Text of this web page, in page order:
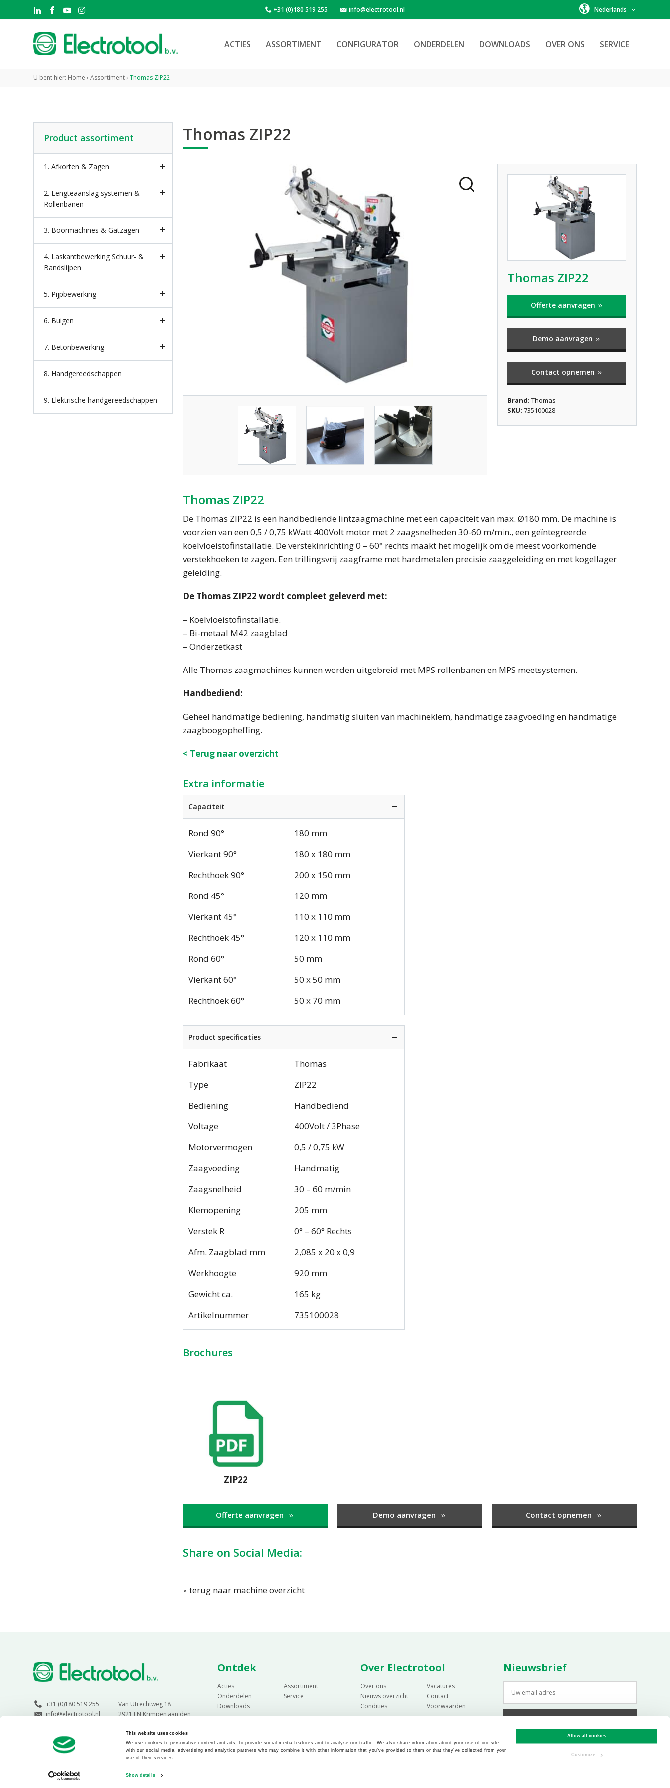
This website uses cookies
We use cookies to personalise content and ads, to provide social media features and to analyse our traffic. We also share information about your use of our site
with our social media, advertising and analytics partners who may combine it with other information that you’ve provided to them or that they’ve collected from your
use of their services.
Show details
Allow all cookies
Customize
+31 (0)180 519 255 info@electrotool.nl Nederlands
ACTIES ASSORTIMENT CONFIGURATOR ONDERDELEN DOWNLOADS OVER ONS SERVICE
U bent hier: Home › Assortiment› Thomas ZIP22
Thomas ZIP22
Thomas ZIP22
Offerte aanvragen
Demo aanvragen
Contact opnemen
Brand: Thomas
SKU: 735100028
Thomas ZIP22
De Thomas ZIP22 is een handbediende lintzaagmachine met een capaciteit van max. Ø180 mm. De machine is
voorzien van een 0,5 / 0,75 kWatt 400Volt motor met 2 zaagsnelheden 30-60 m/min., een geïntegreerde
koelvloeistofinstallatie. De verstekinrichting 0 – 60° rechts maakt het mogelijk om de meest voorkomende
verstekhoeken te zagen. Een trillingsvrij zaagframe met hardmetalen precisie zaaggeleiding en met kogellager
geleiding.
De Thomas ZIP22 wordt compleet geleverd met:
– Koelvloeistofinstallatie.
– Bi-metaal M42 zaagblad
– Onderzetkast
Alle Thomas zaagmachines kunnen worden uitgebreid met MPS rollenbanen en MPS meetsystemen.
Handbediend:
Geheel handmatige bediening, handmatig sluiten van machineklem, handmatige zaagvoeding en handmatige
zaagboogopheffing.
< Terug naar overzicht
Extra informatie
Capaciteit
Rond 90°
180 mm
Vierkant 90°
180 x 180 mm
Rechthoek 90°
200 x 150 mm
Rond 45°
120 mm
Vierkant 45°
110 x 110 mm
Rechthoek 45°
120 x 110 mm
Rond 60°
50 mm
Vierkant 60°
50 x 50 mm
Rechthoek 60°
50 x 70 mm
Product specificaties
Fabrikaat
Thomas
Type
ZIP22
Bediening
Handbediend
Voltage
400Volt / 3Phase
Motorvermogen
0,5 / 0,75 kW
Zaagvoeding
Handmatig
Zaagsnelheid
30 – 60 m/min
Klemopening
205 mm
Verstek R
0° – 60° Rechts
Afm. Zaagblad mm
2,085 x 20 x 0,9
Werkhoogte
920 mm
Gewicht ca.
165 kg
Artikelnummer
735100028
Brochures
ZIP22
Offerte aanvragen Demo aanvragen Contact opnemen
Share on Social Media:
terug naar machine overzicht
Product assortiment
1. Afkorten & Zagen
2. Lengteaanslag systemen &
Rollenbanen
3. Boormachines & Gatzagen
4. Laskantbewerking Schuur- &
Bandslijpen
5. Pijpbewerking
6. Buigen
7. Betonbewerking
8. Handgereedschappen
9. Elektrische handgereedschappen
+31 (0)180 519 255
info@electrotool.nl
Van Utrechtweg 18
2921 LN Krimpen aan den
Ontdek
Acties
Assortiment
Onderdelen
Service
Downloads
Over Electrotool
Over ons
Vacatures
Nieuws overzicht
Contact
Condities
Voorwaarden
Nieuwsbrief
Aanmelden nieuwsbrief
Copyright 2026 - Electrotool BV - All rights reserved